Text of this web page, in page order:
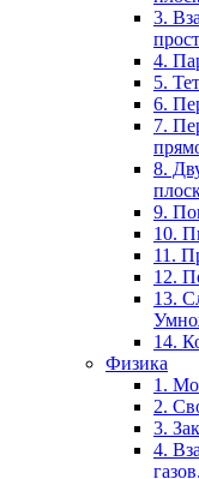
3.
4.
5.
6.
7.
8.
9.
10.
11.
12.
13.
14.
Физика
1.
2.
3.
4.